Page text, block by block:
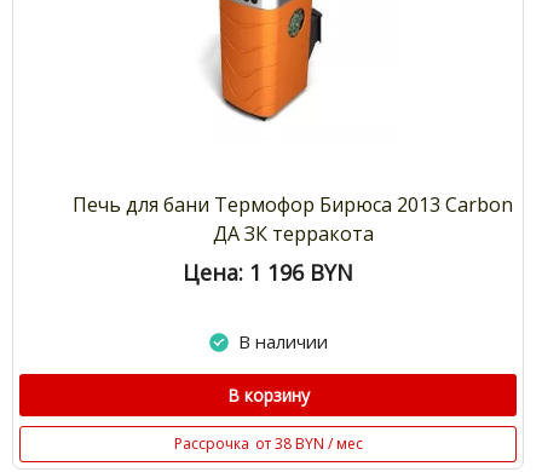
Печь для бани Термофор Бирюса 2013 Carbon
ДА ЗК терракота
Цена: 1 196 BYN
В наличии
В корзину
Рассрочка от 38 BYN / мес